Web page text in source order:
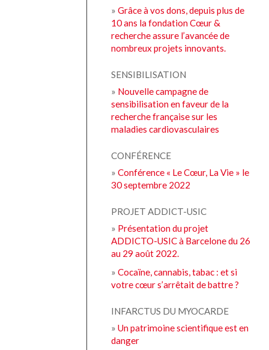
»Grâce à vos dons, depuis plus de
10 ans la fondation Cœur &
recherche assure l’avancée de
nombreux projets innovants.
SENSIBILISATION
» Nouvelle campagne de
sensibilisation en faveur de la
recherche française sur les
maladies cardiovasculaires
CONFÉRENCE
»Conférence « Le Cœur, La Vie » le
30 septembre 2022
PROJET ADDICT-USIC
» Présentation du projet
ADDICTO-USIC à Barcelone du 26
au 29 août 2022.
»Cocaïne, cannabis, tabac : et si
votre cœur s’arrêtait de battre ?
INFARCTUS DU MYOCARDE
»Un patrimoine scientifique est en
danger